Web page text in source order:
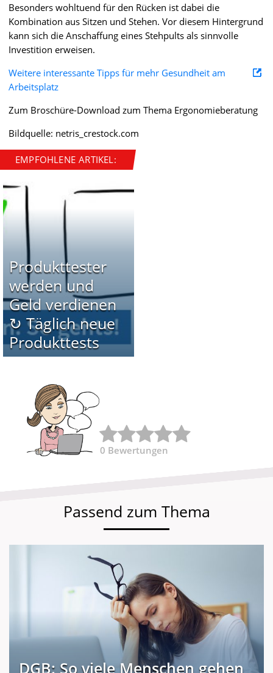
Besonders wohltuend für den Rücken ist dabei die
Kombination aus Sitzen und Stehen. Vor diesem Hintergrund
kann sich die Anschaffung eines Stehpults als sinnvolle
Investition erweisen.
Weitere interessante Tipps für mehr Gesundheit am
Arbeitsplatz
Zum Broschüre-Download zum Thema Ergonomieberatung
Bildquelle: netris_crestock.com
EMPFOHLENE ARTIKEL:
Produkttester
werden und
Geld verdienen
↻ Täglich neue
Produkttests
0 Bewertungen
Passend zum Thema
DGB: So viele Menschen gehen